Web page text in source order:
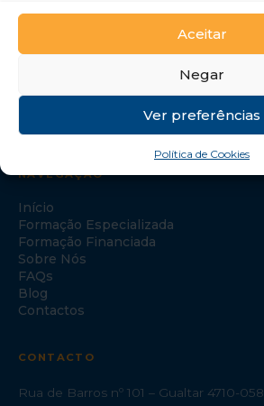
Aceitar
Negar
Ver preferências
Política de Cookies
NAVEGAÇÃO
Início
Formação Especializada
Formação Financiada
Sobre Nós
FAQs
Blog
Contactos
CONTACTO
Rua de Barros nº 101 – Gualtar 4710-058